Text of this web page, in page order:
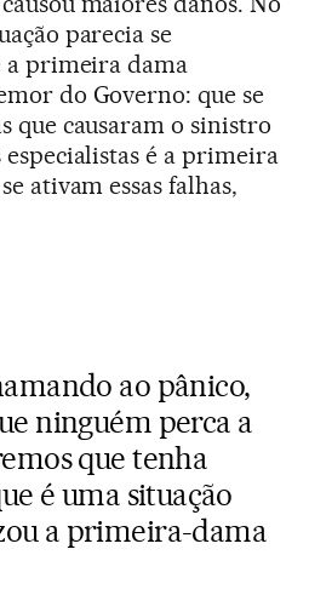
parecia se
primeira dama
do Governo: que se
que causaram o sinistro
especialistas é a primeira
ativam essas falhas,
ao pânico,
ninguém perca a
que tenha
é uma situação
a primeira-dama